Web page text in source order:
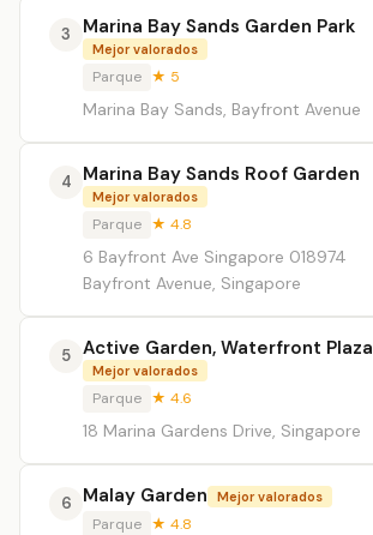
3 Marina Bay Sands Garden Park
Mejor valorados
Parque ★ 5
Marina Bay Sands, Bayfront Avenue
4 Marina Bay Sands Roof Garden
Mejor valorados
Parque ★ 4.8
6 Bayfront Ave Singapore 018974
Bayfront Avenue, Singapore
5 Active Garden, Waterfront Plaza
Mejor valorados
Parque ★ 4.6
18 Marina Gardens Drive, Singapore
6 Malay Garden Mejor valorados
Parque ★ 4.8